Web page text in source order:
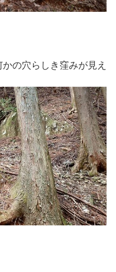
の穴らしき窪みが見え